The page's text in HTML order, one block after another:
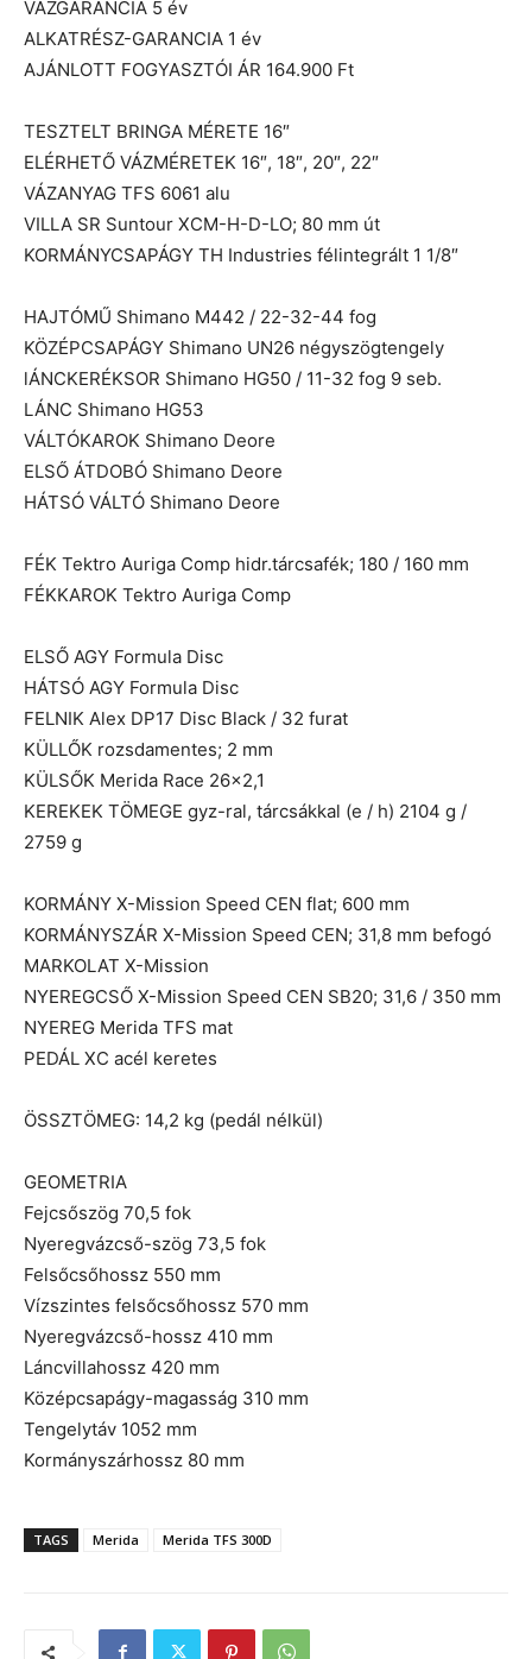
VÁZGARANCIA 5 év
ALKATRÉSZ-GARANCIA 1 év
AJÁNLOTT FOGYASZTÓI ÁR 164.900 Ft
TESZTELT BRINGA MÉRETE 16″
ELÉRHETŐ VÁZMÉRETEK 16″, 18″, 20″, 22″
VÁZANYAG TFS 6061 alu
VILLA SR Suntour XCM-H-D-LO; 80 mm út
KORMÁNYCSAPÁGY TH Industries félintegrált 1 1/8″
HAJTÓMŰ Shimano M442 / 22-32-44 fog
KÖZÉPCSAPÁGY Shimano UN26 négyszögtengely
lÁNCKERÉKSOR Shimano HG50 / 11-32 fog 9 seb.
LÁNC Shimano HG53
VÁLTÓKAROK Shimano Deore
ELSŐ ÁTDOBÓ Shimano Deore
HÁTSÓ VÁLTÓ Shimano Deore
FÉK Tektro Auriga Comp hidr.tárcsafék; 180 / 160 mm
FÉKKAROK Tektro Auriga Comp
ELSŐ AGY Formula Disc
HÁTSÓ AGY Formula Disc
FELNIK Alex DP17 Disc Black / 32 furat
KÜLLŐK rozsdamentes; 2 mm
KÜLSŐK Merida Race 26×2,1
KEREKEK TÖMEGE gyz-ral, tárcsákkal (e / h) 2104 g /
2759 g
KORMÁNY X-Mission Speed CEN flat; 600 mm
KORMÁNYSZÁR X-Mission Speed CEN; 31,8 mm befogó
MARKOLAT X-Mission
NYEREGCSŐ X-Mission Speed CEN SB20; 31,6 / 350 mm
NYEREG Merida TFS mat
PEDÁL XC acél keretes
ÖSSZTÖMEG: 14,2 kg (pedál nélkül)
GEOMETRIA
Fejcsőszög 70,5 fok
Nyeregvázcső-szög 73,5 fok
Felsőcsőhossz 550 mm
Vízszintes felsőcsőhossz 570 mm
Nyeregvázcső-hossz 410 mm
Láncvillahossz 420 mm
Középcsapágy-magasság 310 mm
Tengelytáv 1052 mm
Kormányszárhossz 80 mm
TAGS Merida Merida TFS 300D